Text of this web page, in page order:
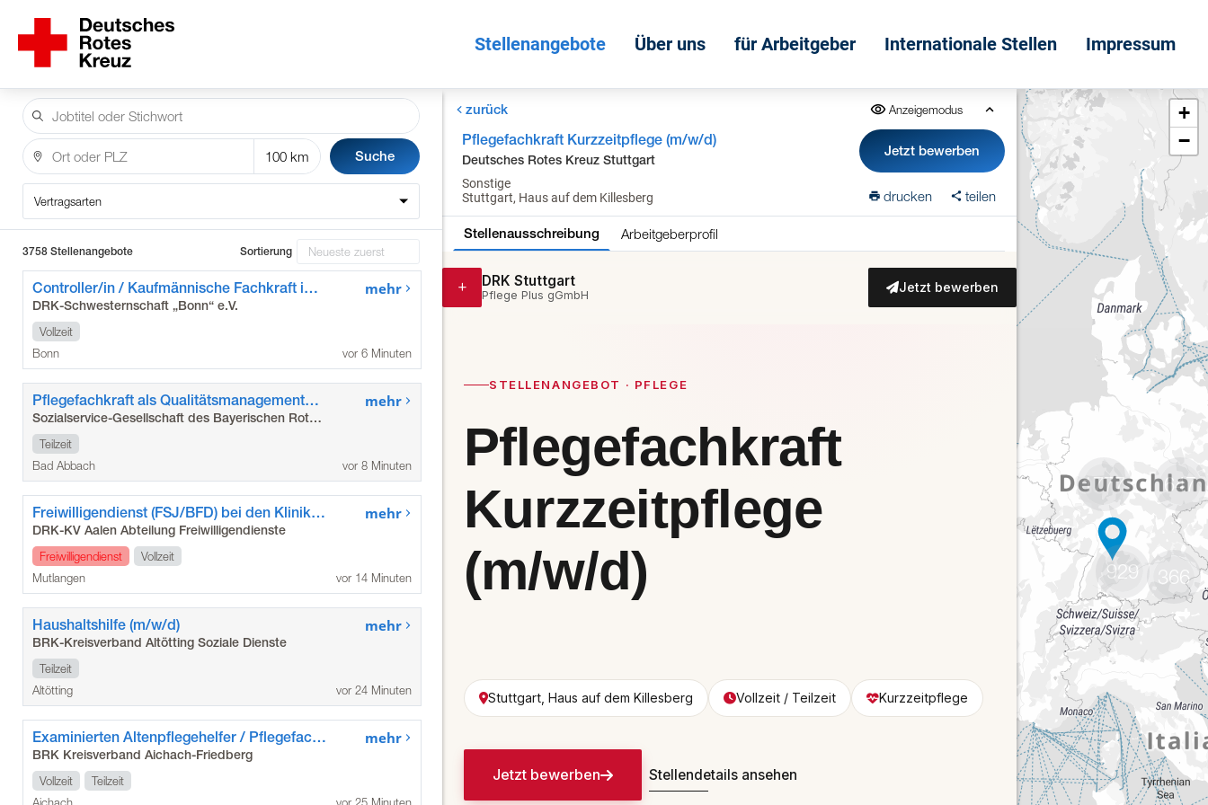
Stellenangebote Über uns für Arbeitgeber Internationale Stellen Impressum
Suche
Vertragsarten
3758 Stellenangebote Sortierung
Controller/in / Kaufmännische Fachkraft im Gesundheitswesen (m/w/d)
DRK-Schwesternschaft „Bonn“ e.V.
Vollzeit
Bonn
mehr
vor 6 Minuten
Pflegefachkraft als Qualitätsmanagementbeauftragte*r (m/w/d)
Sozialservice-Gesellschaft des Bayerischen Roten Kreuzes GmbH
Teilzeit
Bad Abbach
mehr
vor 8 Minuten
Freiwilligendienst (FSJ/BFD) bei den Kliniken Ostalb-Stauferklinikum Mutlangen
DRK-KV Aalen Abteilung Freiwilligendienste
Freiwilligendienst
Vollzeit
Mutlangen
mehr
vor 14 Minuten
Haushaltshilfe (m/w/d)
BRK-Kreisverband Altötting Soziale Dienste
Teilzeit
Altötting
mehr
vor 24 Minuten
Examinierten Altenpflegehelfer / Pflegefachhelfer (m/w/d)
BRK Kreisverband Aichach-Friedberg
Vollzeit
Teilzeit
mehr
zurück Anzeigemodus
Pflegefachkraft Kurzzeitpflege (m/w/d)
Deutsches Rotes Kreuz Stuttgart
Sonstige
Stuttgart, Haus auf dem Killesberg
Jetzt bewerben
drucken teilen
Stellenausschreibung Arbeitgeberprofil
1777
929
647
366
+
−